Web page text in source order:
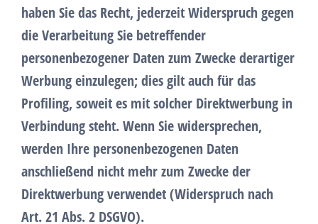
haben Sie das Recht, jederzeit Widerspruch gegen
die Verarbeitung Sie betreffender
personenbezogener Daten zum Zwecke derartiger
Werbung einzulegen; dies gilt auch für das
Profiling, soweit es mit solcher Direktwerbung in
Verbindung steht. Wenn Sie widersprechen,
werden Ihre personenbezogenen Daten
anschließend nicht mehr zum Zwecke der
Direktwerbung verwendet (Widerspruch nach
Art. 21 Abs. 2 DSGVO).